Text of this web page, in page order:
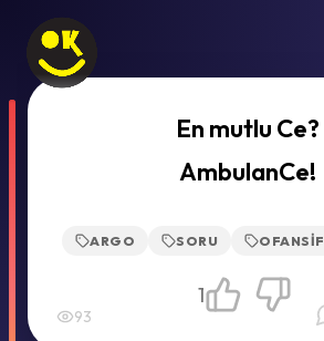
En mutlu Ce?
AmbulanCe!
ARGO SORU OFANSIF
93
1